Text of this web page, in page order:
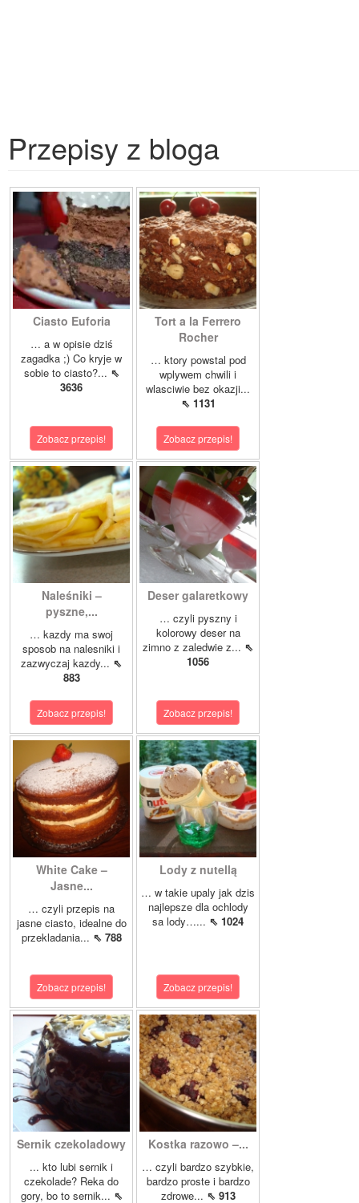
Przepisy z bloga
Ciasto Euforia
… a w opisie dziś
zagadka ;) Co kryje w
sobie to ciasto?... ⇖
3636
Zobacz przepis!
Tort a la Ferrero
Rocher
… ktory powstal pod
wplywem chwili i
wlasciwie bez okazji...
⇖ 1131
Zobacz przepis!
Naleśniki –
pyszne,...
… kazdy ma swoj
sposob na nalesniki i
zazwyczaj kazdy... ⇖
883
Zobacz przepis!
Deser galaretkowy
… czyli pyszny i
kolorowy deser na
zimno z zaledwie z... ⇖
1056
Zobacz przepis!
White Cake –
Jasne...
… czyli przepis na
jasne ciasto, idealne do
przekladania... ⇖ 788
Zobacz przepis!
Lody z nutellą
… w takie upaly jak dzis
najlepsze dla ochlody
sa lody…... ⇖ 1024
Zobacz przepis!
Sernik czekoladowy
... kto lubi sernik i
czekolade? Reka do
gory, bo to sernik... ⇖
Kostka razowo –...
… czyli bardzo szybkie,
bardzo proste i bardzo
zdrowe... ⇖ 913